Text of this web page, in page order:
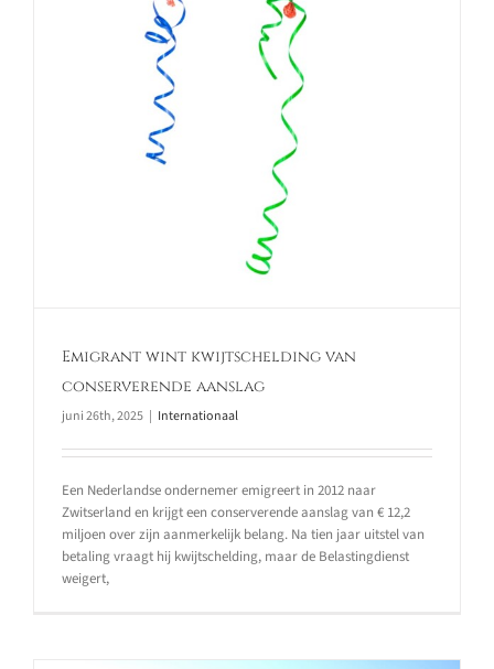
Emigrant wint kwijtschelding van
conserverende aanslag
juni 26th, 2025 | Internationaal
Een Nederlandse ondernemer emigreert in 2012 naar
Zwitserland en krijgt een conserverende aanslag van € 12,2
miljoen over zijn aanmerkelijk belang. Na tien jaar uitstel van
betaling vraagt hij kwijtschelding, maar de Belastingdienst
weigert,